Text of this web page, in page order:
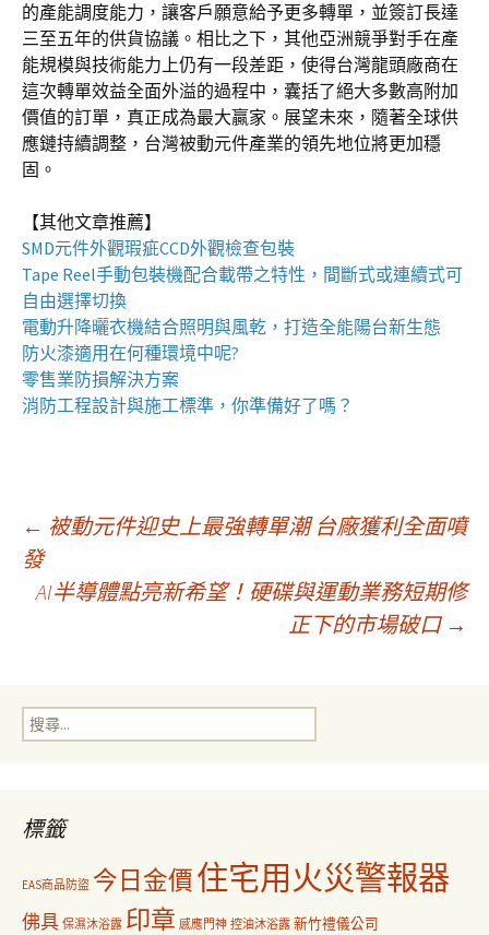
的產能調度能力，讓客戶願意給予更多轉單，並簽訂長達
三至五年的供貨協議。相比之下，其他亞洲競爭對手在產
能規模與技術能力上仍有一段差距，使得台灣龍頭廠商在
這次轉單效益全面外溢的過程中，囊括了絕大多數高附加
價值的訂單，真正成為最大贏家。展望未來，隨著全球供
應鏈持續調整，台灣被動元件產業的領先地位將更加穩
固。
【其他文章推薦】
SMD元件外觀瑕疵CCD外觀檢查包裝
Tape Reel手動包裝機配合載帶之特性，間斷式或連續式可
自由選擇切換
電動升降曬衣機結合照明與風乾，打造全能陽台新生態
防火漆適用在何種環境中呢?
零售業防損解決方案
消防工程設計與施工標準，你準備好了嗎？
文
章
覽
← 被動元件迎史上最強轉單潮 台廠獲利全面噴
發
AI半導體點亮新希望！硬碟與運動業務短期修
正下的市場破口 →
搜
尋
標籤
EAS商品防盜 今日金價住宅用火災警報器
佛具 保濕沐浴露 印章 感應門神 控油沐浴露 新竹禮儀公司